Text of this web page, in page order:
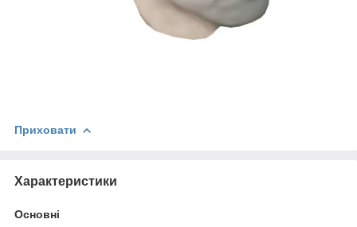
Приховати
Характеристики
Основні